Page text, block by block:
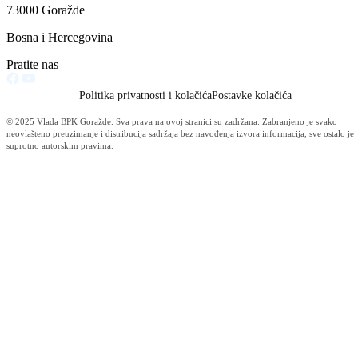
73000 Goražde
Bosna i Hercegovina
Pratite nas
Politika privatnosti i kolačićaPostavke kolačića
© 2025 Vlada BPK Goražde. Sva prava na ovoj stranici su zadržana. Zabranjeno je svako
neovlašteno preuzimanje i distribucija sadržaja bez navođenja izvora informacija, sve ostalo je
suprotno autorskim pravima.